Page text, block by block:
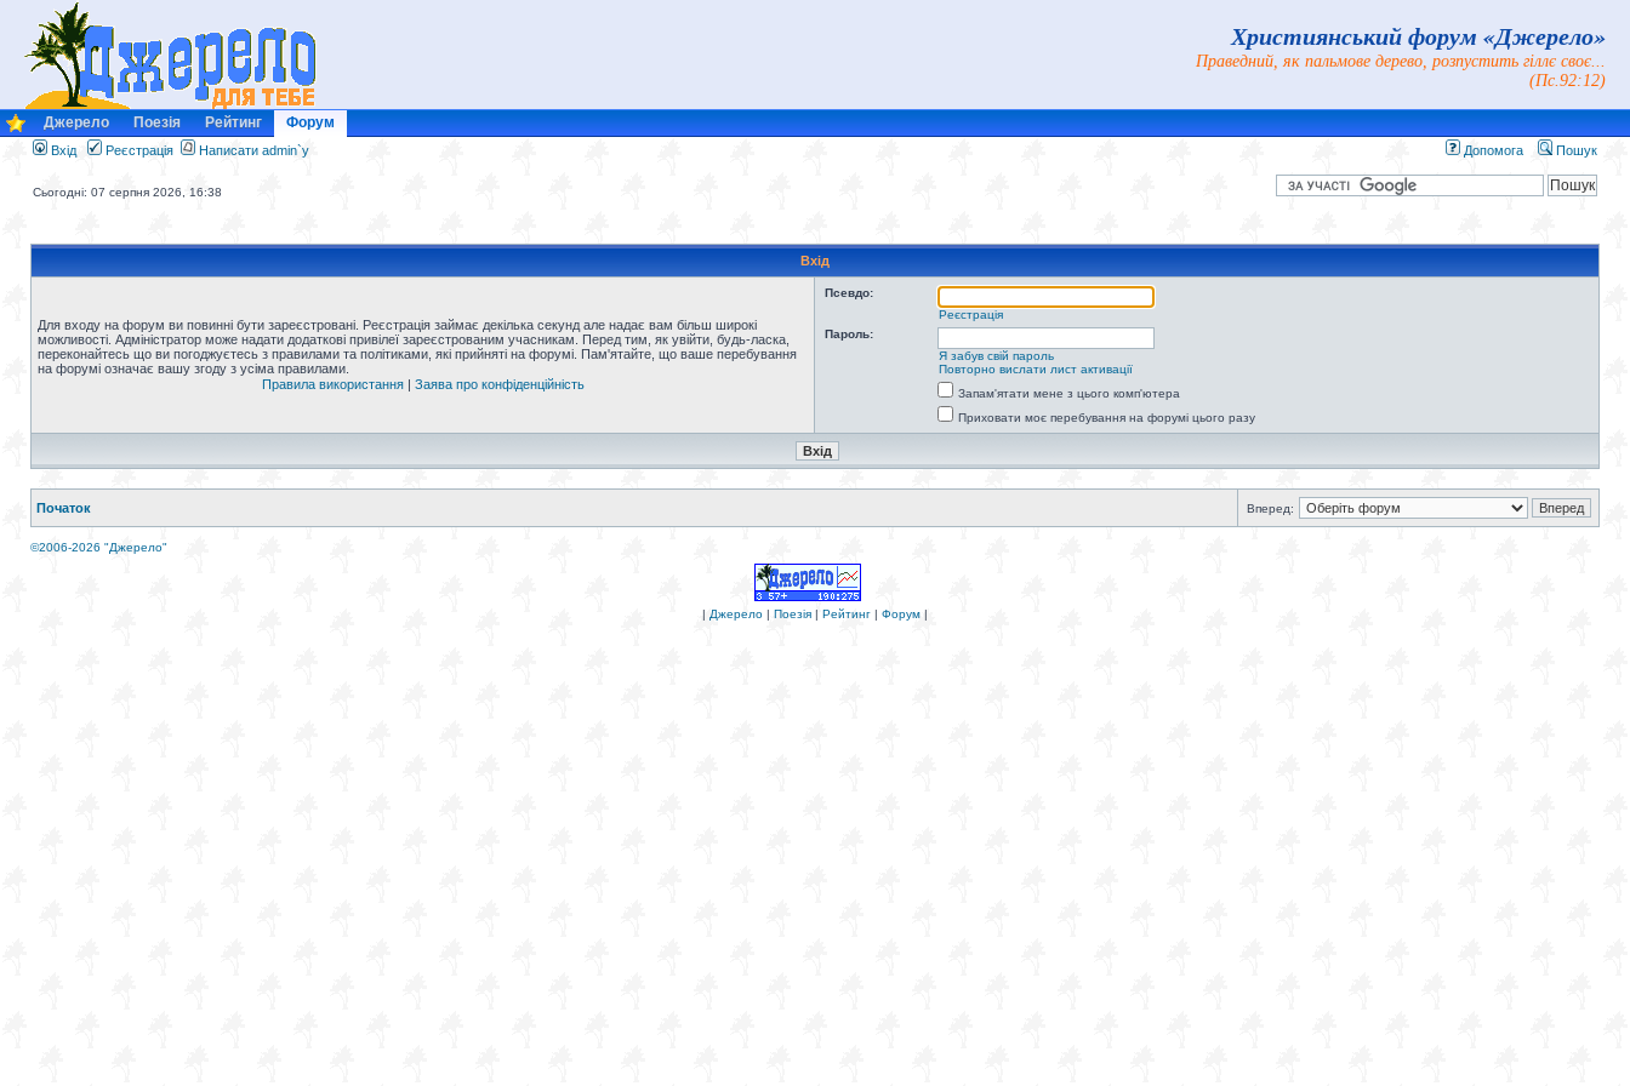
Християнський форум «Джерело»
Праведний, як пальмове дерево, розпустить гіллє своє...
(Пс.92:12)
Джерело Поезія Рейтинг Форум
Вхід Реєстрація Написати admin`у Допомога Пошук
Сьогодні: 07 серпня 2026, 16:38
Вхід
Для входу на форум ви повинні бути зареєстровані. Реєстрація займає декілька секунд але надає вам більш широкі
можливості. Адміністратор може надати додаткові привілеї зареєстрованим учасникам. Перед тим, як увійти, будь-ласка,
переконайтесь що ви погоджуєтесь з правилами та політиками, які прийняті на форумі. Пам'ятайте, що ваше перебування
на форумі означає вашу згоду з усіма правилами.
Правила використання| Заява про конфіденційність
Псевдо:
Реєстрація
Пароль:
Я забув свій пароль
Повторно вислати лист активації
Запам'ятати мене з цього комп'ютера
Приховати моє перебування на форумі цього разу
Початок Вперед:
©2006-2026 "Джерело"
| Джерело | Поезія | Рейтинг | Форум |